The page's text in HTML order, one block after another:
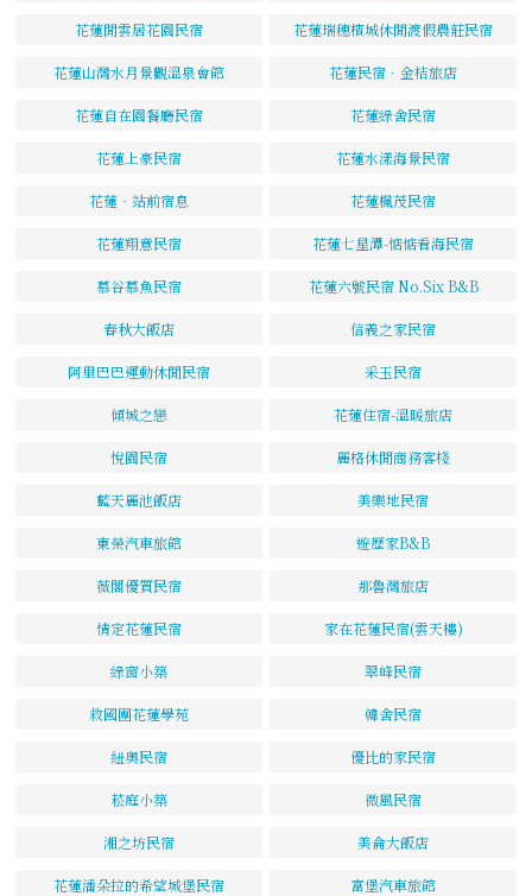
花蓮閒雲居花園民宿 花蓮瑞穗檳城休閒渡假農莊民宿
花蓮山灣水月景觀溫泉會館 花蓮民宿．金桔旅店
花蓮自在園餐廳民宿 花蓮綠舍民宿
花蓮上豪民宿 花蓮水漾海景民宿
花蓮‧站前宿息 花蓮楓茂民宿
花蓮翔意民宿 花蓮七星潭-惦惦看海民宿
慕谷慕魚民宿 花蓮六號民宿 No.Six B&B
春秋大飯店 信義之家民宿
阿里巴巴運動休閒民宿 采玉民宿
傾城之戀 花蓮住宿-溫暖旅店
悅園民宿 麗格休閒商務客棧
藍天麗池飯店 美樂地民宿
東榮汽車旅館 遊歷家B&B
薇閣優質民宿 那魯灣旅店
情定花蓮民宿 家在花蓮民宿(雲天樓)
綠窗小築 翠峰民宿
救國團花蓮學苑 韓舍民宿
紐奧民宿 優比的家民宿
菘庭小築 微風民宿
湘之坊民宿 美侖大飯店
花蓮潘朵拉的希望城堡民宿 富堡汽車旅館